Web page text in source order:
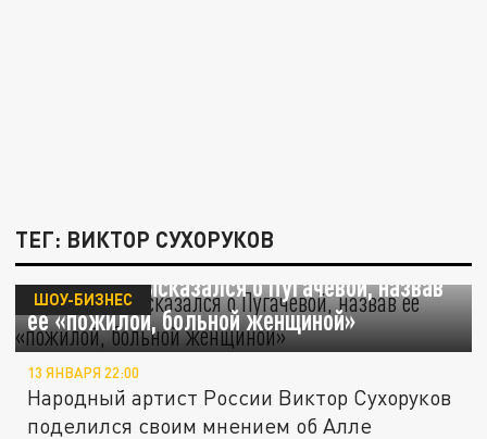
ТЕГ: ВИКТОР СУХОРУКОВ
Сухоруков высказался о Пугачевой, назвав
её «пожилой, больной женщиной»
ШОУ-БИЗНЕС
13 ЯНВАРЯ 22:00
Народный артист России Виктор Сухоруков
поделился своим мнением об Алле